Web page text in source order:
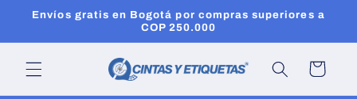
directamente
Envíos gratis en Bogotá por compras superiores a
COP 250.000
Carrito